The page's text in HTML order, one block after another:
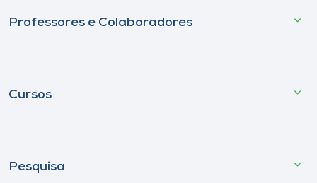
Professores e Colaboradores
Cursos
Pesquisa